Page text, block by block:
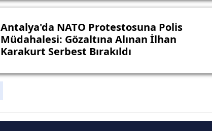
Antalya'da NATO Protestosuna Polis
Müdahalesi: Gözaltına Alınan İlhan
Karakurt Serbest Bırakıldı